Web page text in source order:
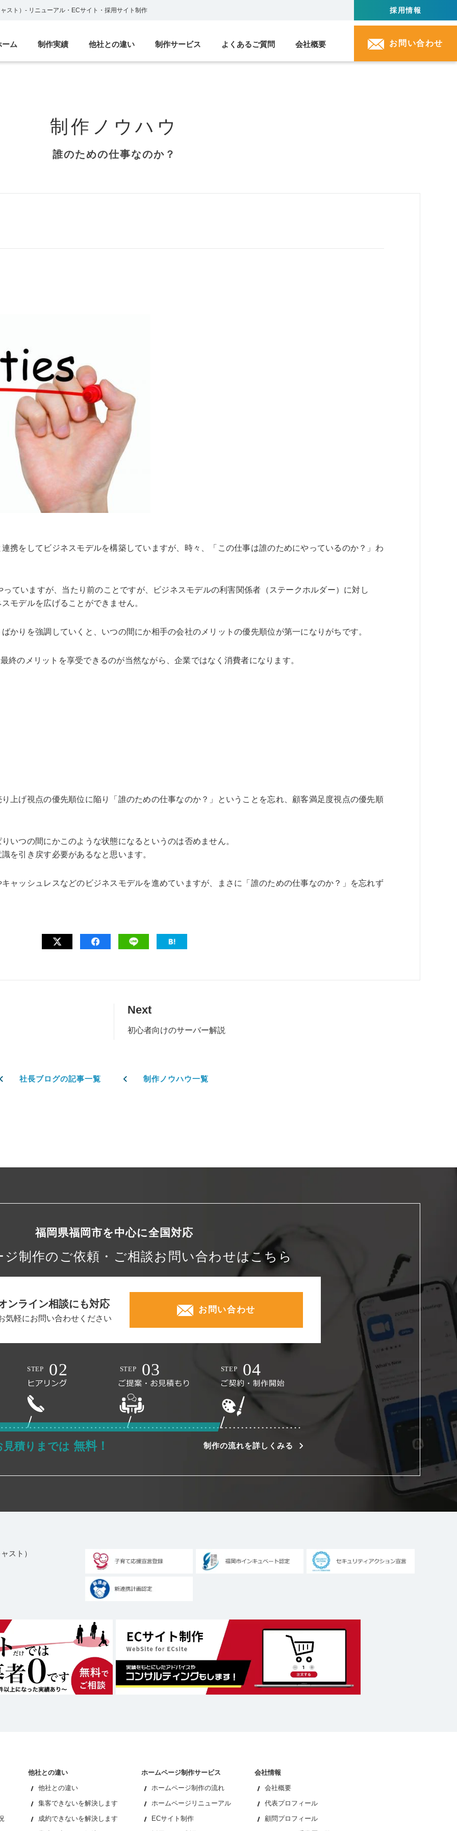
スト）- リニューアル・ECサイト・採用サイト制作
ーム 制作実績 他社との違い 制作サービス よくあるご質問 会社概要
採用情報
お問い合わせ
制作ノウハウ
誰のための仕事なのか？
携をしてビジネスモデルを構築していますが、時々、「この仕事は誰のためにやっているのか？」わ
ていますが、当たり前のことですが、ビジネスモデルの利害関係者（ステークホルダー）に対し
モデルを広げることができません。
かりを強調していくと、いつの間にか相手の会社のメリットの優先順位が第一になりがちです。
終のメリットを享受できるのが当然ながら、企業ではなく消費者になります。
上げ視点の優先順位に陥り「誰のための仕事なのか？」ということを忘れ、顧客満足度視点の優先順
いつの間にかこのような状態になるというのは否めません。
を引き戻す必要があるなと思います。
ャッシュレスなどのビジネスモデルを進めていますが、まさに「誰のための仕事なのか？」を忘れず
Next
初心者向けのサーバー解説
社長ブログの記事一覧 制作ノウハウ一覧
福岡県福岡市を中心に全国対応
ジ制作の ご依頼・ご相談お問い合わせはこちら
ンライン相談にも対応
気軽にお問い合わせください
お問い合わせ
積りまでは 無料！ 制作の流れを詳しくみる
スト）
他社との違い
他社との違い
集客できないを解決します
成約できないを解決します
ホームページ制作サービス
ホームページ制作の流れ
ホームページリニューアル
ECサイト制作
会社情報
会社概要
代表プロフィール
顧問プロフィール